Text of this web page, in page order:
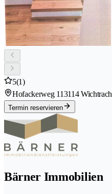
5(1)
Hofackerweg 113114 Wichtrach
Termin reservieren
Bärner Immobilien